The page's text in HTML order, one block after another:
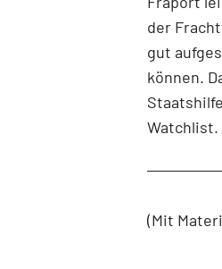
der
gut
können.
Watchlist.
(Mit